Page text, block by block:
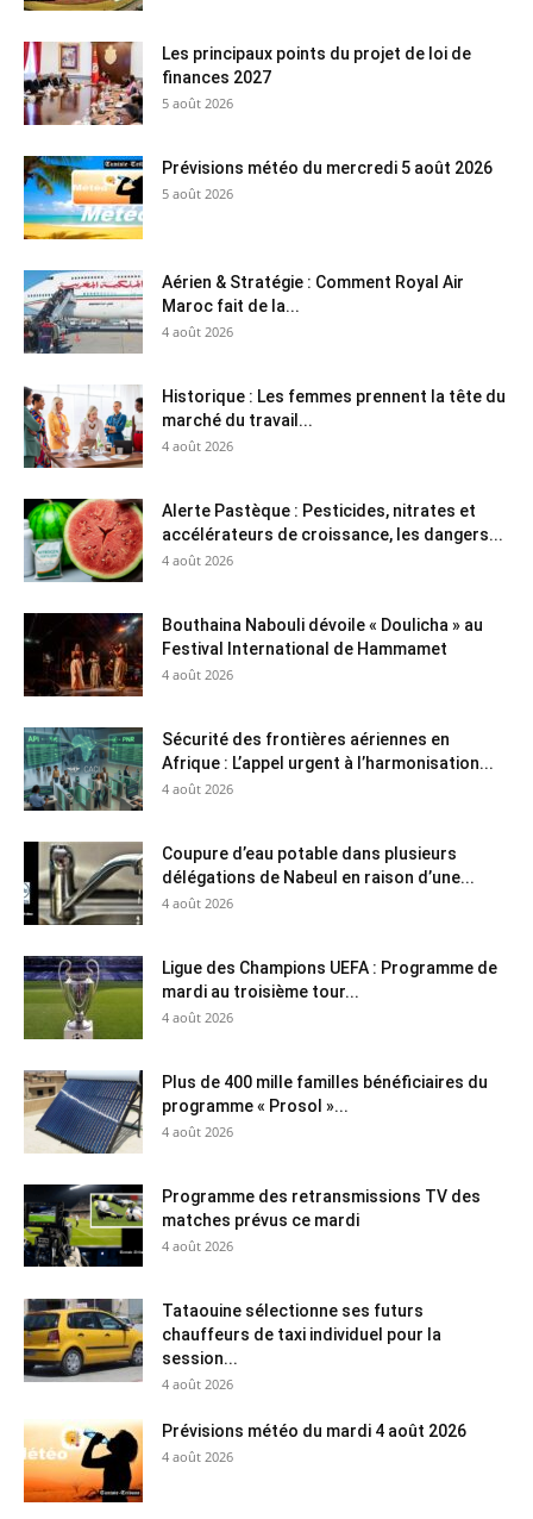
Les principaux points du projet de loi de
finances 2027
5 août 2026
Prévisions météo du mercredi 5 août 2026
5 août 2026
Aérien & Stratégie : Comment Royal Air
Maroc fait de la...
4 août 2026
Historique : Les femmes prennent la tête du
marché du travail...
4 août 2026
Alerte Pastèque : Pesticides, nitrates et
accélérateurs de croissance, les dangers...
4 août 2026
Bouthaina Nabouli dévoile « Doulicha » au
Festival International de Hammamet
4 août 2026
Sécurité des frontières aériennes en
Afrique : L’appel urgent à l’harmonisation...
4 août 2026
Coupure d’eau potable dans plusieurs
délégations de Nabeul en raison d’une...
4 août 2026
Ligue des Champions UEFA : Programme de
mardi au troisième tour...
4 août 2026
Plus de 400 mille familles bénéficiaires du
programme « Prosol »...
4 août 2026
Programme des retransmissions TV des
matches prévus ce mardi
4 août 2026
Tataouine sélectionne ses futurs
chauffeurs de taxi individuel pour la
session...
4 août 2026
Prévisions météo du mardi 4 août 2026
4 août 2026